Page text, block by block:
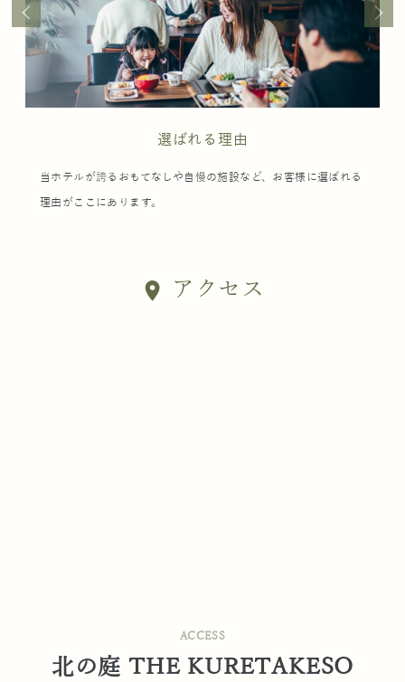
選ばれる理由
当ホテルが誇るおもてなしや自慢の施設など、お客様に選ばれる
理由がここにあります。
location_on アクセス
ACCESS
北の庭 THE KURETAKESO